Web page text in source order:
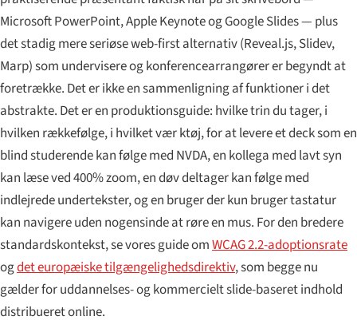
Microsoft PowerPoint, Apple Keynote og Google Slides — plus
det stadig mere seriøse web-first alternativ (Reveal.js, Slidev,
Marp) som undervisere og konferencearrangører er begyndt at
foretrække. Det er ikke en sammenligning af funktioner i det
abstrakte. Det er en produktionsguide: hvilke trin du tager, i
hvilken rækkefølge, i hvilket vær ktøj, for at levere et deck som en
blind studerende kan følge med NVDA, en kollega med lavt syn
kan læse ved 400% zoom, en døv deltager kan følge med
indlejrede undertekster, og en bruger der kun bruger tastatur
kan navigere uden nogensinde at røre en mus. For den bredere
standardskontekst, se vores guide omWCAG 2.2-adoptionsrate
ogdet europæiske tilgængelighedsdirektiv, som begge nu
gælder for uddannelses- og kommercielt slide-baseret indhold
distribueret online.